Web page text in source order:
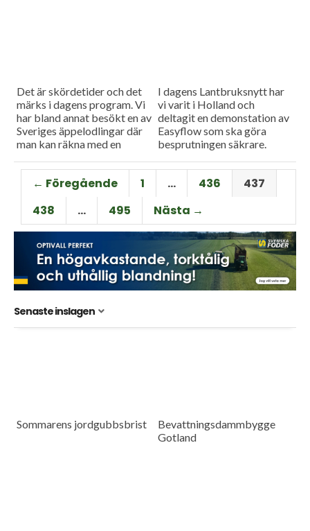
Det är skördetider och det
märks i dagens program. Vi
har bland annat besökt en av
Sveriges äppelodlingar där
man kan räkna med en
Anders Niléhn...
I dagens Lantbruksnytt har
vi varit i Holland och
deltagit en demonstation av
Easyflow som ska göra
besprutningen säkrare.
grönsaksodlaren Per
Modigs gård där man utför...
← Föregående 1 … 436
437
438
… 495 Nästa →
Senaste inslagen
Sommarens jordgubbsbrist
Bevattningsdammbygge
Gotland